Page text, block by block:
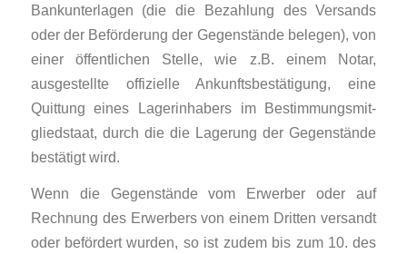
Bankunterlagen (die die Bezahlung des Versands
oder der Beförderung der Ge­gen­­stände belegen), von
einer öffentlichen Stelle, wie z.B. einem Notar,
ausgestellte offi­zielle Ankunftsbestätigung, eine
Quittung eines Lagerinhabers im Bestimmungs­mit­
glied­staat, durch die die Lagerung der Gegenstände
bestätigt wird.
Wenn die Gegenstände vom Erwerber oder auf
Rechnung des Erwerbers von einem Drit­ten versandt
oder befördert wurden, so ist zudem bis zum 10. des